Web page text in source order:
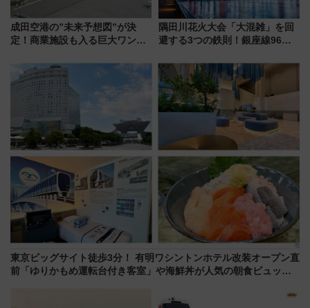
成田空港の”未来予想図”が決
定！商業施設も入る巨大ワンタ
で新型特急が品川･羽田とを結
ぶ！ JR空港駅は2面3線化！
隅田川花火大会「大混雑」を回
避する3つの鉄則！銀座線96本
ツリー駅の規制まとめ 7/25開催
（2026年）
東京ビッグサイト徒歩3分！ 有明ワシントンホテル改装オープン直
前「ゆりかもめ運転台付き客室」や海鮮丼が人気の朝食ビュッフ